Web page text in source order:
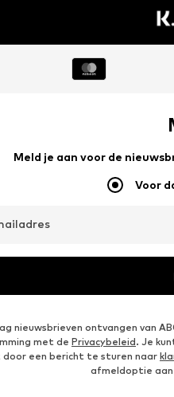
Meld je aan voor de
Voor
nieuwsbrieven ontvangen van
met de Privacybeleid. Je
een bericht te sturen naar
afmeldoptie aan